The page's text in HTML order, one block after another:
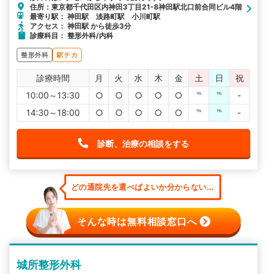
住所：東京都千代田区内神田3丁目21-8神田駅北口前合同ビル4階
最寄り駅： 神田駅 淡路町駅 小川町駅
アクセス： 神田駅 から徒歩3分
診療科目： 整形外科/内科
整形外科 駅チカ
診療時間 月 火 水 木 金 土 日
祝
10:00～13:30
○ ○ ○ ○ ○ ℡ ℡
-
14:30～18:00
○ ○ ○ ○ ○ ℡ ℡ -
診断、治療の相談をする
どの通院先を選べばよいか分からない...
そんな時は無料相談窓口へ
城所整形外科